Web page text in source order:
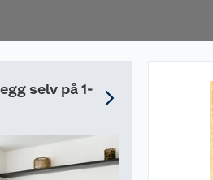
selv på 1-